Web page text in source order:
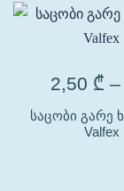
2,50 ₾ –
საცობი გარე
Valfex